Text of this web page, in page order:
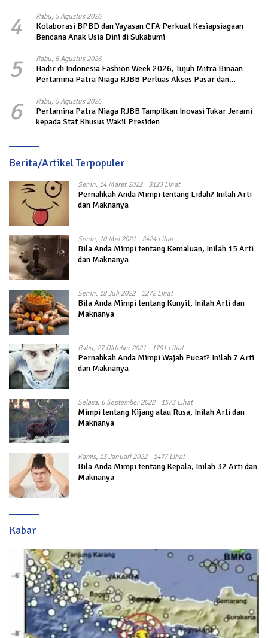
4 Rabu, 5 Agustus 2026
Kolaborasi BPBD dan Yayasan CFA Perkuat Kesiapsiagaan
Bencana Anak Usia Dini di Sukabumi
5 Rabu, 5 Agustus 2026
Hadir di Indonesia Fashion Week 2026, Tujuh Mitra Binaan
Pertamina Patra Niaga RJBB Perluas Akses Pasar dan
6 Rabu, 5 Agustus 2026
Pertamina Patra Niaga RJBB Tampilkan Inovasi Tukar Jerami
kepada Staf Khusus Wakil Presiden
Berita/Artikel Terpopuler
Senin, 14 Maret 2022 3123 Lihat
Pernahkah Anda Mimpi tentang Lidah? Inilah Arti
dan Maknanya
Senin, 10 Mei 2021 2424 Lihat
Bila Anda Mimpi tentang Kemaluan, Inilah 15 Arti
dan Maknanya
Senin, 18 Juli 2022 2272 Lihat
Bila Anda Mimpi tentang Kunyit, Inilah Arti dan
Maknanya
Rabu, 27 Oktober 2021 1791 Lihat
Pernahkah Anda Mimpi Wajah Pucat? Inilah 7 Arti
dan Maknanya
Selasa, 6 September 2022 1573 Lihat
Mimpi tentang Kijang atau Rusa, Inilah Arti dan
Maknanya
Kamis, 13 Januari 2022 1477 Lihat
Bila Anda Mimpi tentang Kepala, Inilah 32 Arti dan
Maknanya
Kabar